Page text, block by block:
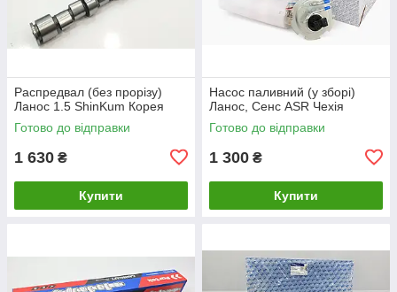
Распредвал (без прорізу)
Ланос 1.5 ShinKum Корея
Готово до відправки
1 630 ₴
Купити
Насос паливний (у зборі)
Ланос, Сенс ASR Чехія
Готово до відправки
1 300 ₴
Купити